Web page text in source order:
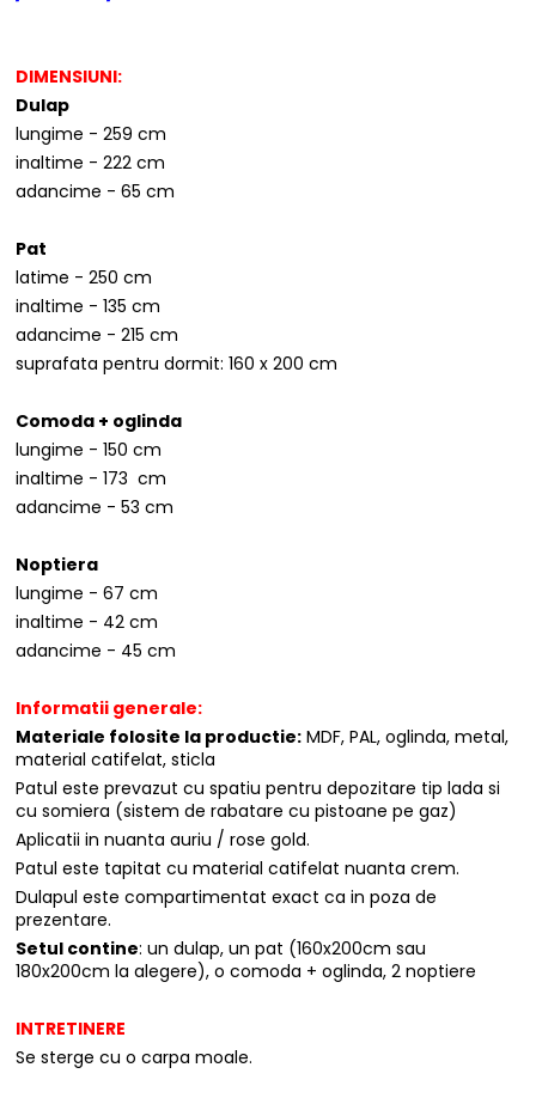
DIMENSIUNI:
Dulap
lungime - 259 cm
inaltime - 222 cm
adancime - 65 cm
Pat
latime - 250 cm
inaltime - 135 cm
adancime - 215 cm
suprafata pentru dormit: 160 x 200 cm
Comoda + oglinda
lungime - 150 cm
inaltime - 173 cm
adancime - 53 cm
Noptiera
lungime - 67 cm
inaltime - 42 cm
adancime - 45 cm
Informatii generale:
Materiale folosite la productie: MDF, PAL, oglinda, metal,
material catifelat, sticla
Patul este prevazut cu spatiu pentru depozitare tip lada si
cu somiera (sistem de rabatare cu pistoane pe gaz)
Aplicatii in nuanta auriu / rose gold.
Patul este tapitat cu material catifelat nuanta crem.
Dulapul este compartimentat exact ca in poza de
prezentare.
Setul contine: un dulap, un pat (160x200cm sau
180x200cm la alegere), o comoda + oglinda, 2 noptiere
INTRETINERE
Se sterge cu o carpa moale.